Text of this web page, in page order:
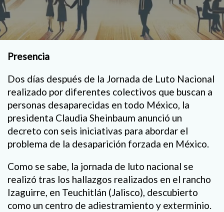
Presencia
Dos días después de la Jornada de Luto Nacional
realizado por diferentes colectivos que buscan a
personas desaparecidas en todo México, la
presidenta Claudia Sheinbaum anunció un
decreto con seis iniciativas para abordar el
problema de la desaparición forzada en México.
Como se sabe, la jornada de luto nacional se
realizó tras los hallazgos realizados en el rancho
Izaguirre, en Teuchitlán (Jalisco), descubierto
como un centro de adiestramiento y exterminio.